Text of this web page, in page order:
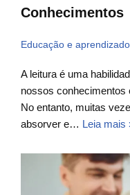
Conhecimentos
Educação e aprendizado
A leitura é uma
nossos conhecimentos
No entanto, muitas
absorver e… Leia mais